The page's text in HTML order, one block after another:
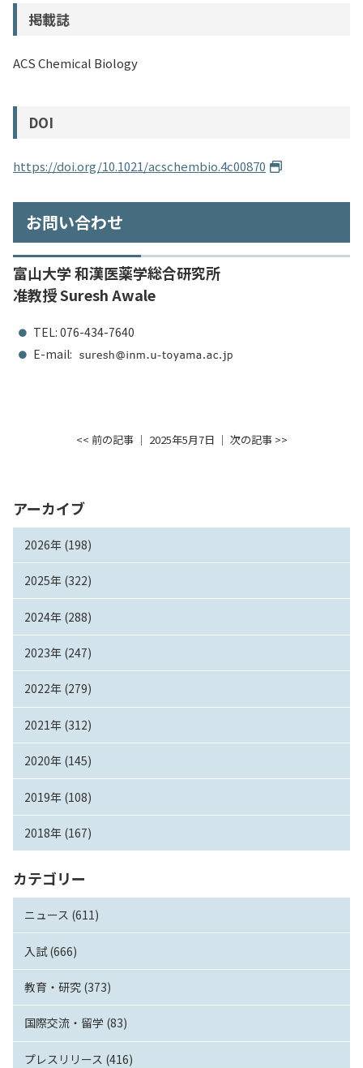
アーカイブ
2026年 (198)
2025年 (322)
2024年 (288)
2023年 (247)
2022年 (279)
2021年 (312)
2020年 (145)
2019年 (108)
2018年 (167)
カテゴリー
ニュース (611)
入試 (666)
教育・研究 (373)
国際交流・留学 (83)
プレスリリース (416)
掲載誌
ACS Chemical Biology
DOI
https://doi.org/10.1021/acschembio.4c00870
お問い合わせ
富山大学 和漢医薬学総合研究所
准教授 Suresh Awale
TEL: 076-434-7640
E-mail:
<< 前の記事│ 2025年5月7日 │ 次の記事 >>